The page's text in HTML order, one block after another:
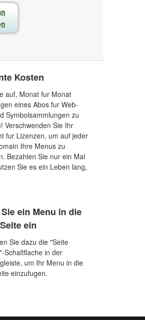
Kosten
auf, Monat fur Monat
eines Abos fur Web-
Symbolsammlungen zu
Verschwenden Sie Ihr
fur Lizenzen, um auf jeder
Ihre Menus zu
Bezahlen Sie nur ein Mal
Sie es ein Leben lang,
ein Menu in die
ein
Sie dazu die "Seite
Schaltflache in der
um Ihr Menu in die
einzufugen.